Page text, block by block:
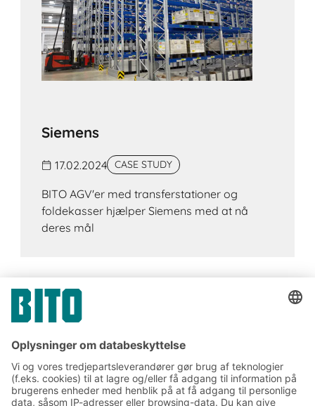
Siemens
17.02.2024 CASE STUDY
BITO AGV'er med transferstationer og
foldekasser hjælper Siemens med at nå
deres mål
Tilmeld dig vores BITO
nyhedsbrev: